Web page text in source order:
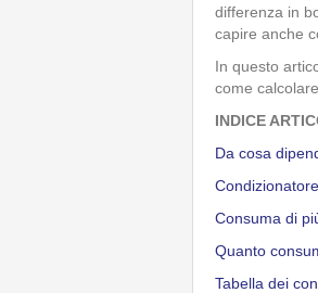
differenza in
capire anche
In questo
come
INDICE
Da cosa
Consuma di
Quanto
Tabella dei